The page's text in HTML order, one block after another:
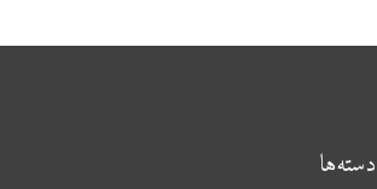
دسته‌ها